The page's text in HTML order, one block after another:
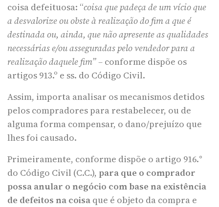
coisa defeituosa: “coisa que padeça de um vício que
a desvalorize ou obste à realização do fim a que é
destinada ou, ainda, que não apresente as qualidades
necessárias e/ou asseguradas pelo vendedor para a
realização daquele fim” – conforme dispõe os
artigos 913.º e ss. do Código Civil.
Assim, importa analisar os mecanismos detidos
pelos compradores para restabelecer, ou de
alguma forma compensar, o dano/prejuízo que
lhes foi causado.
Primeiramente, conforme dispõe o artigo 916.°
do Código Civil (C.C.), para que o comprador
possa anular o negócio com base na existência
de defeitos na coisa que é objeto da compra e